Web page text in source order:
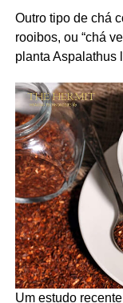
Outro tipo de chá
rooibos, ou “chá
planta Aspalathus
Um estudo